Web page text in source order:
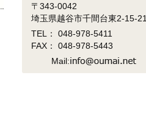
〒343-0042
埼玉県越谷市千間台東2-15-21
TEL： 048-978-5411
FAX： 048-978-5443
Mail: